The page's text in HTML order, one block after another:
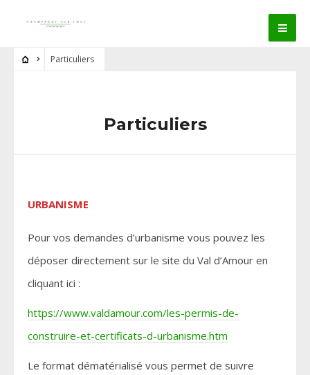
Particuliers
Particuliers
URBANISME
Pour vos demandes d’urbanisme vous pouvez les
déposer directement sur le site du Val d’Amour en
cliquant ici :
https://www.valdamour.com/les-permis-de-
construire-et-certificats-d-urbanisme.htm
Le format dématérialisé vous permet de suivre